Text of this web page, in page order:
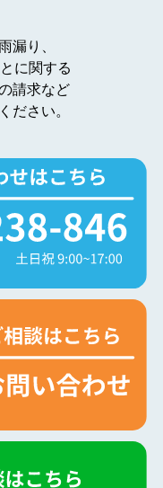
漏り、
に関する
請求など
ださい。